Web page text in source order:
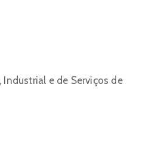
Industrial e de Serviços de